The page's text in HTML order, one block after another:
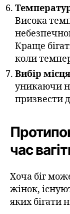
Висока
Краще
коли
Вибір місця
уникаючи
призвести
час
Хоча біг
жінок,
яких бігати